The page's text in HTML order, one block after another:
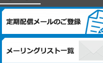
7F
株式会社システム・ケイ 「個
個人情報保護管理者：管理